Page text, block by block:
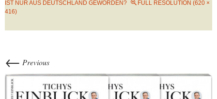
IST NUR AUS DEUTSCHLAND GEWORDEN?
FULL RESOLUTION (620 ×
416)
← Previous